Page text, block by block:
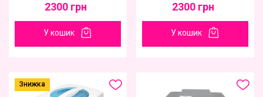
2300 грн
У кошик
2300 грн
У кошик
Знижка